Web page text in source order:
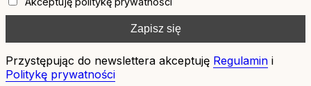
Przystępując do newslettera akceptuję Regulamin i
Politykę prywatności